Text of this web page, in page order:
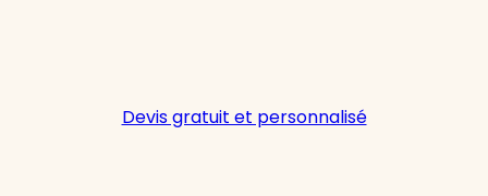
Devis gratuit et personnalisé